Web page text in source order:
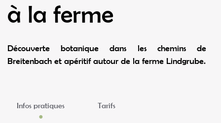
à la ferme
Découverte botanique dans les chemins de
Breitenbach et apéritif autour de la ferme Lindgrube.
Infos pratiques Tarifs